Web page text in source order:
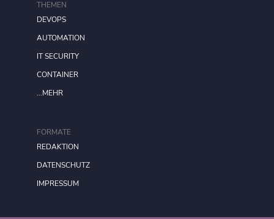
FORMATE
REDAKTION
DATENSCHUTZ
IMPRESSUM
THEMEN
DEVOPS
AUTOMATION
IT SECURITY
CONTAINER
...MEHR